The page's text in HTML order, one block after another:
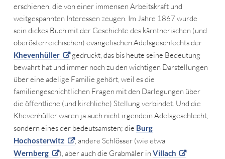
erschienen, die von einer immensen Arbeitskraft und
weitgespannten Interessen zeugen. Im Jahre 1867 wurde
sein dickes Buch mit der Geschichte des kärntnerischen (und
oberösterreichischen) evangelischen Adelsgeschlechts der
Khevenhüller
gedruckt, das bis heute seine Bedeutung
bewahrt hat und immer noch zu den wichtigen Darstellungen
über eine adelige Familie gehört, weil es die
familiengeschichtlichen Fragen mit den Darlegungen über
die öffentliche (und kirchliche) Stellung verbindet. Und die
Khevenhüller waren ja auch nicht irgendein Adelsgeschlecht,
sondern eines der bedeutsamsten; die Burg
Hochosterwitz
, andere Schlösser (wie etwa
Wernberg ), aber auch die Grabmäler in Villach